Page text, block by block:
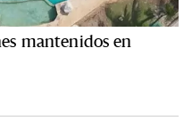
mantenidos en